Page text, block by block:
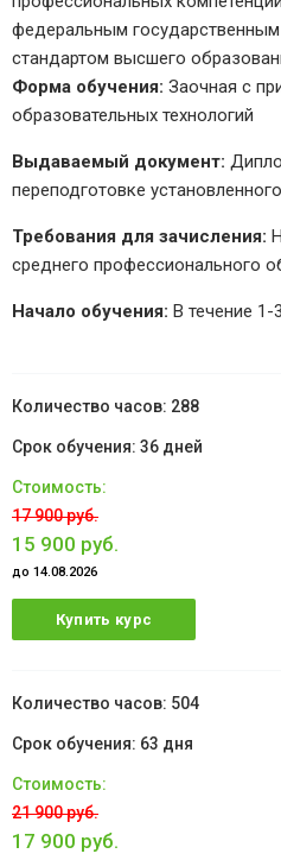
федеральным
стандартом высшего
Форма обучения: Заочная с
образовательных технологий
Выдаваемый документ:
переподготовке
Требования для зачисления:
среднего профессионального
Начало обучения: В течение
288
36 дней
17 900 руб.
15 900 руб.
до 14.08.2026
Купить курс
504
63 дня
21 900 руб.
17 900 руб.